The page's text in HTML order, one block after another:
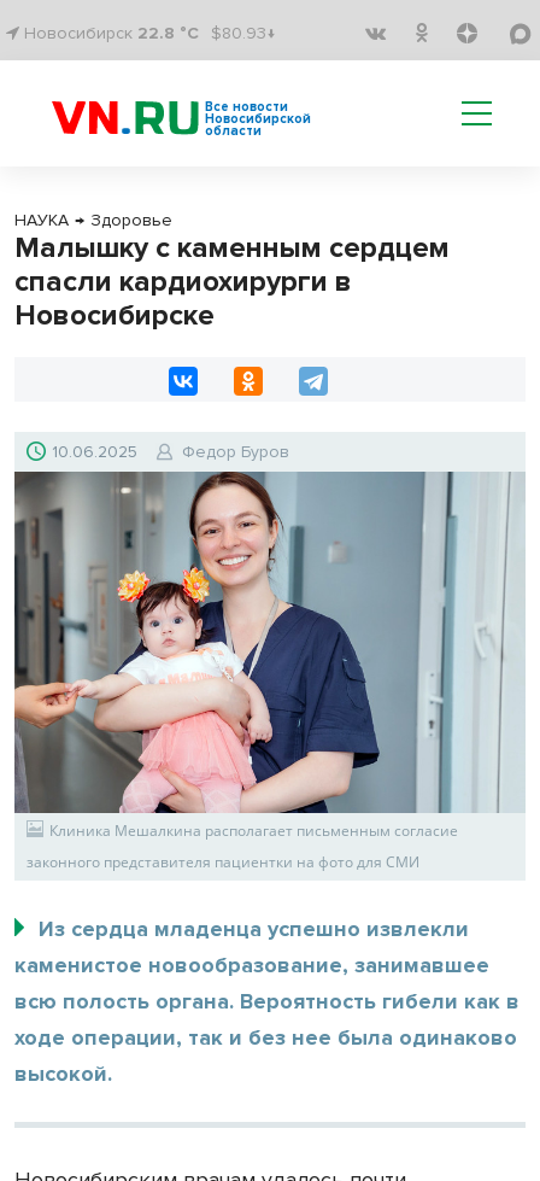
Новосибирск 22.8 °C $80.93↓
Все новости
Новосибирской
области
НАУКА → Здоровье
Малышку с каменным сердцем
спасли кардиохирурги в
Новосибирске
10.06.2025 Федор Буров
Клиника Мешалкина располагает письменным согласие
законного представителя пациентки на фото для СМИ
Из сердца младенца успешно извлекли
каменистое новообразование, занимавшее
всю полость органа. Вероятность гибели как в
ходе операции, так и без нее была одинаково
высокой.